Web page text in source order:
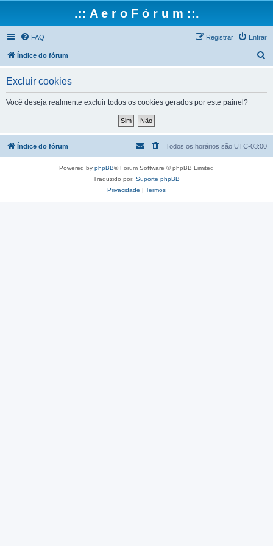
.:: A e r o F ó r u m ::.
FAQ Entrar
Registrar
Índice do fórum
a
Excluir cookies
Você deseja realmente excluir todos os cookies gerados por este painel?
Índice do fórum Todos os horários são UTC-03:00
Powered by phpBB® Forum Software © phpBB Limited
Traduzido por: Suporte phpBB
Privacidade | Termos